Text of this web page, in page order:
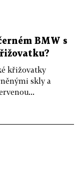
BMW s
křižovatky
skly a